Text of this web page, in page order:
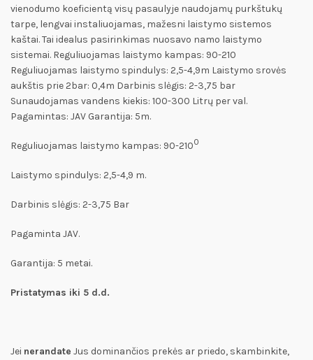
vienodumo koeficientą visų pasaulyje naudojamų purkštukų
tarpe, lengvai instaliuojamas, mažesni laistymo sistemos
kaštai. Tai idealus pasirinkimas nuosavo namo laistymo
sistemai. Reguliuojamas laistymo kampas: 90-210
Reguliuojamas laistymo spindulys: 2,5-4,9m Laistymo srovės
aukštis prie 2bar: 0,4m Darbinis slėgis: 2-3,75 bar
Sunaudojamas vandens kiekis: 100-300 Litrų per val.
Pagamintas: JAV Garantija: 5m.
Reguliuojamas laistymo kampas: 90-2100
Laistymo spindulys: 2,5-4,9 m.
Darbinis slėgis: 2-3,75 Bar
Pagaminta JAV.
Garantija: 5 metai.
Pristatymas iki 5 d.d.
Jei nerandate Jus dominančios prekės ar priedo, skambinkite,